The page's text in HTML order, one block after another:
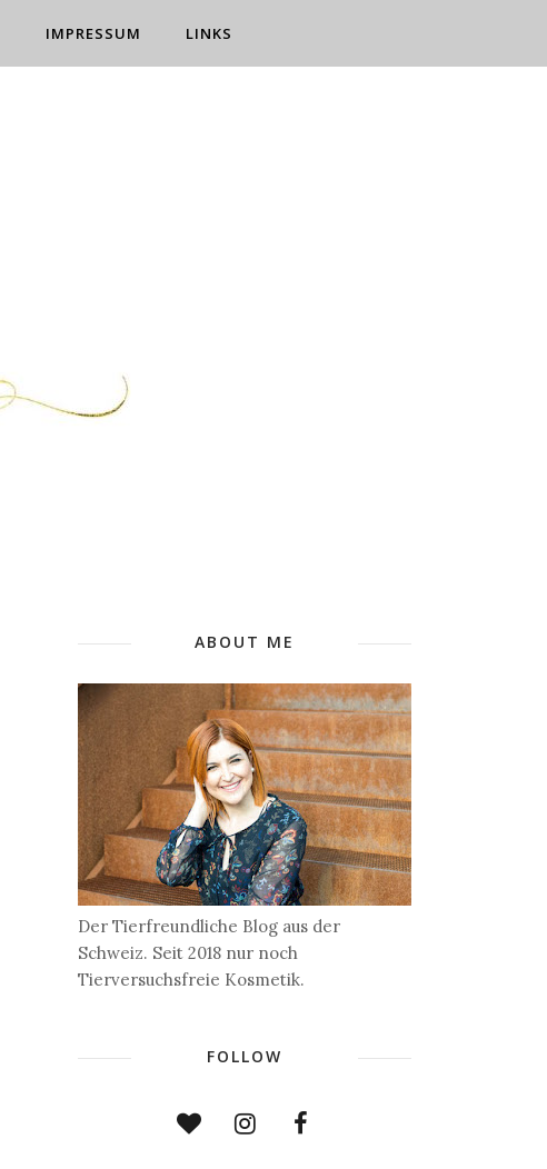
IMPRESSUM LINKS
ABOUT ME
Der Tierfreundliche Blog aus der
Schweiz. Seit 2018 nur noch
Tierversuchsfreie Kosmetik.
FOLLOW